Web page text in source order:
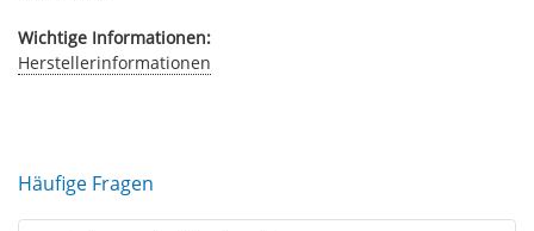
Wichtige Informationen:
Herstellerinformationen
Häufige Fragen